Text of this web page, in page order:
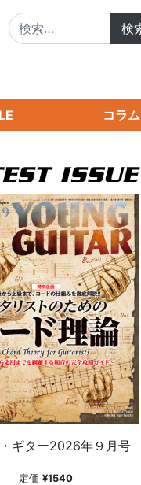
コラム
ギター2026年９月号
定価 ¥1540